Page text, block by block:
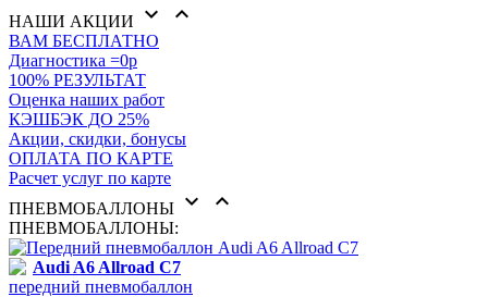
НАШИ АКЦИИ  
ВАМ БЕСПЛАТНО
Диагностика =0р
100% РЕЗУЛЬТАТ
Оценка наших работ
КЭШБЭК ДО 25%
Акции, скидки, бонусы
ОПЛАТА ПО КАРТЕ
Расчет услуг по карте
ПНЕВМОБАЛЛОНЫ  
ПНЕВМОБАЛЛОНЫ:
Audi A6 Allroad C7
передний пневмобаллон